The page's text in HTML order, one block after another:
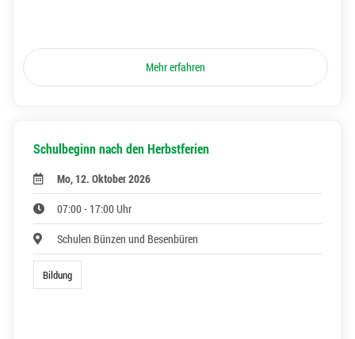
Mehr erfahren
Schulbeginn nach den Herbstferien
Mo, 12. Oktober 2026
07:00 - 17:00 Uhr
Schulen Bünzen und Besenbüren
Bildung